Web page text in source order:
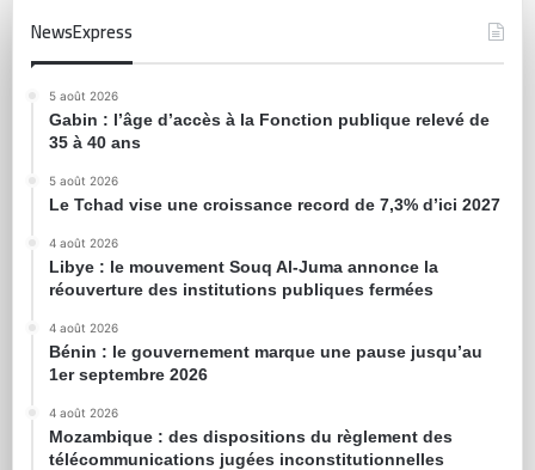
NewsExpress
5 août 2026
Gabin : l’âge d’accès à la Fonction publique relevé de
35 à 40 ans
5 août 2026
Le Tchad vise une croissance record de 7,3% d’ici 2027
4 août 2026
Libye : le mouvement Souq Al-Juma annonce la
réouverture des institutions publiques fermées
4 août 2026
Bénin : le gouvernement marque une pause jusqu’au
1er septembre 2026
4 août 2026
Mozambique : des dispositions du règlement des
télécommunications jugées inconstitutionnelles